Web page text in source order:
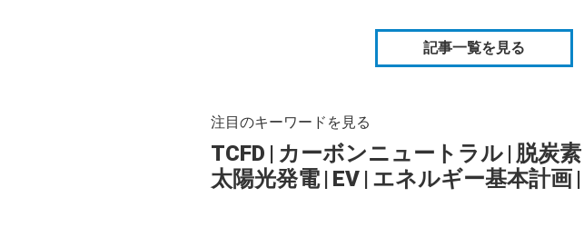
記事一覧を見る
注目のキーワードを見る
TCFD | カーボンニュートラル | 脱炭素
太陽光発電 | EV | エネルギー基本計画 |